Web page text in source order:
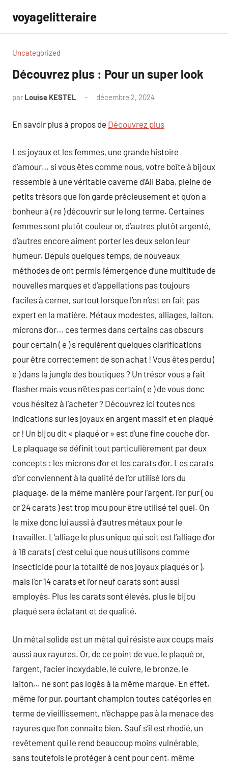
contenu
voyagelitteraire
Uncategorized
Découvrez plus : Pour un super look
par Louise KESTEL décembre 2, 2024
En savoir plus à propos de Découvrez plus
Les joyaux et les femmes, une grande histoire
d’amour… si vous êtes comme nous, votre boîte à bijoux
ressemble à une véritable caverne d’Ali Baba, pleine de
petits trésors que l’on garde précieusement et qu’on a
bonheur à ( re ) découvrir sur le long terme. Certaines
femmes sont plutôt couleur or, d’autres plutôt argenté,
d’autres encore aiment porter les deux selon leur
humeur. Depuis quelques temps, de nouveaux
méthodes de ont permis l’émergence d’une multitude de
nouvelles marques et d’appellations pas toujours
faciles à cerner, surtout lorsque l’on n’est en fait pas
expert en la matière. Métaux modestes, alliages, laiton,
microns d’or… ces termes dans certains cas obscurs
pour certain ( e ) s requièrent quelques clarifications
pour être correctement de son achat ! Vous êtes perdu (
e ) dans la jungle des boutiques ? Un trésor vous a fait
flasher mais vous n’êtes pas certain ( e ) de vous donc
vous hésitez à l’acheter ? Découvrez ici toutes nos
indications sur les joyaux en argent massif et en plaqué
or ! Un bijou dit « plaqué or » est d’une fine couche d’or.
Le plaquage se définit tout particulièrement par deux
concepts : les microns d’or et les carats d’or. Les carats
d’or conviennent à la qualité de l’or utilisé lors du
plaquage. de la même manière pour l’argent, l’or pur ( ou
or 24 carats ) est trop mou pour être utilisé tel quel. On
le mixe donc lui aussi à d’autres métaux pour le
travailler. L’alliage le plus unique qui soit est l’alliage d’or
à 18 carats ( c’est celui que nous utilisons comme
insecticide pour la totalité de nos joyaux plaqués or ),
mais l’or 14 carats et l’or neuf carats sont aussi
employés. Plus les carats sont élevés, plus le bijou
plaqué sera éclatant et de qualité.
Un métal solide est un métal qui résiste aux coups mais
aussi aux rayures. Or, de ce point de vue, le plaqué or,
l’argent, l’acier inoxydable, le cuivre, le bronze, le
laiton… ne sont pas logés à la même marque. En effet,
même l’or pur, pourtant champion toutes catégories en
terme de vieillissement, n’échappe pas à la menace des
rayures que l’on connaite bien. Sauf s’il est rhodié, un
revêtement qui le rend beaucoup moins vulnérable,
sans toutefois le protéger à cent pour cent. même